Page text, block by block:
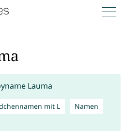
mit L Namen